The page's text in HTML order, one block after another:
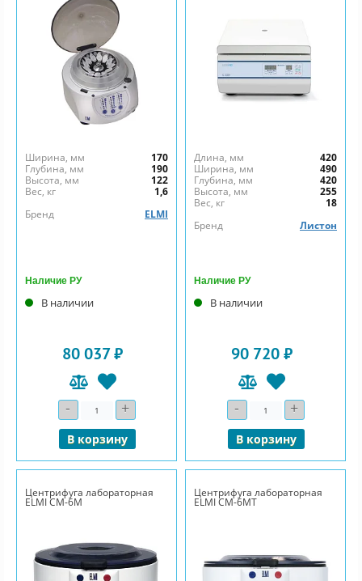
Ширина, мм
170
Глубина, мм
190
Высота, мм
122
Вес, кг
1,6
Бренд
ELMI
Наличие РУ
В наличии
80 037 ₽
- Количество+
В корзину
Длина, мм
420
Ширина, мм
490
Глубина, мм
420
Высота, мм
255
Вес, кг
18
Бренд
Листон
Наличие РУ
В наличии
90 720 ₽
- Количество+
В корзину
Центрифуга лабораторная
ELMI CM-6M
Центрифуга лабораторная
ELMI CM-6MT